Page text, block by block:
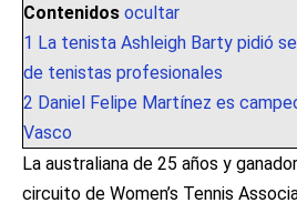
Contenidos ocultar
1 La tenista Ashleigh Barty pidió
de tenistas profesionales
2 Daniel Felipe Martínez es
Vasco
La australiana de 25 años y
circuito de Women’s Tennis